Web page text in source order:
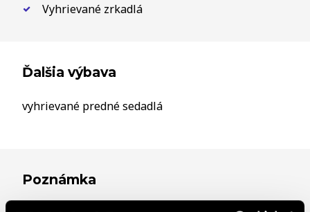
Vyhrievané zrkadlá
Ďalšia výbava
vyhrievané predné sedadlá
Poznámka